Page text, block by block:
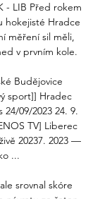
- LIB Před rokem
hokejisté Hradce
měření sil měli,
v prvním kole.
Budějovice
sport]] Hradec
09/2023 24. 9.
TV] Liberec
20237. 2023 —
...
srovnal skóre